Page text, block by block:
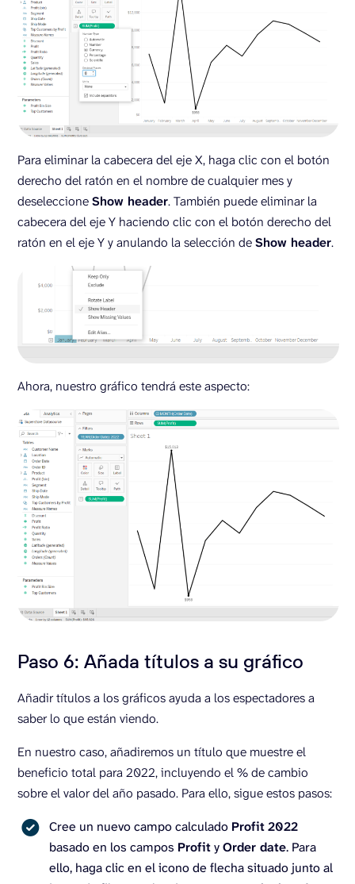
Para eliminar la cabecera del eje X, haga clic con el botón
derecho del ratón en el nombre de cualquier mes y
deseleccioneShow header. También puede eliminar la
cabecera del eje Y haciendo clic con el botón derecho del
ratón en el eje Y y anulando la selección deShow header.
Ahora, nuestro gráfico tendrá este aspecto:
Paso 6: Añada títulos a su gráfico
Añadir títulos a los gráficos ayuda a los espectadores a
saber lo que están viendo.
En nuestro caso, añadiremos un título que muestre el
beneficio total para 2022, incluyendo el % de cambio
sobre el valor del año pasado. Para ello, sigue estos pasos:
Cree un nuevo campo calculado Profit2022
basado en los campos ProfityOrder date. Para
ello, haga clic en el icono de flecha situado junto al